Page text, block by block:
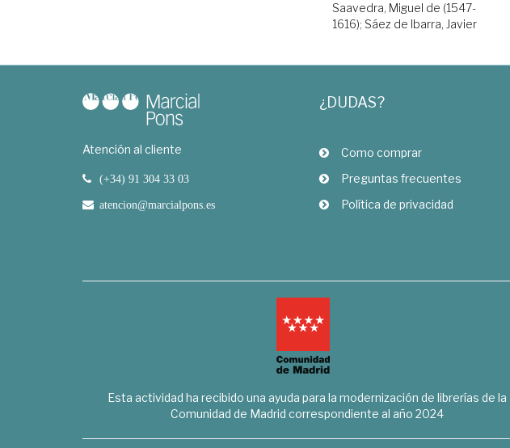
Saavedra, Miguel de (1547-
1616); Sáez de Ibarra, Javier
Atención al cliente
(+34) 91 304 33 03
atencion@marcialpons.es
¿DUDAS?
Como comprar
Preguntas frecuentes
Política de privacidad
Esta actividad ha recibido una ayuda para la modernización de librerías de la
Comunidad de Madrid correspondiente al año 2024